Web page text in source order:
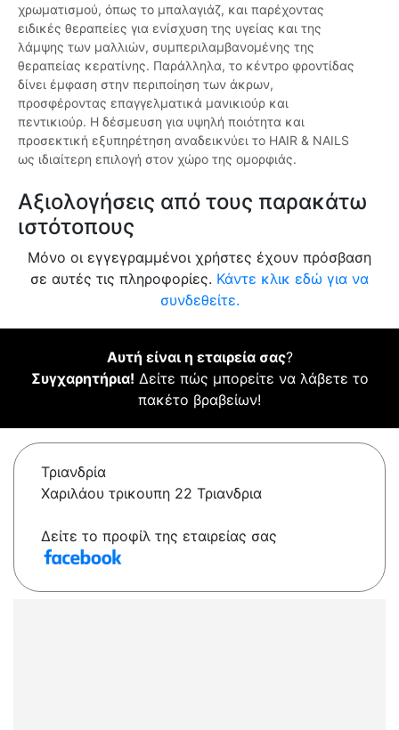
χρωματισμού, όπως το μπαλαγιάζ, και παρέχοντας
ειδικές θεραπείες για ενίσχυση της υγείας και της
λάμψης των μαλλιών, συμπεριλαμβανομένης της
θεραπείας κερατίνης. Παράλληλα, το κέντρο φροντίδας
δίνει έμφαση στην περιποίηση των άκρων,
προσφέροντας επαγγελματικά μανικιούρ και
πεντικιούρ. Η δέσμευση για υψηλή ποιότητα και
προσεκτική εξυπηρέτηση αναδεικνύει το HAIR & NAILS
ως ιδιαίτερη επιλογή στον χώρο της ομορφιάς.
Αξιολογήσεις από τους παρακάτω
ιστότοπους
Μόνο οι εγγεγραμμένοι χρήστες έχουν πρόσβαση
σε αυτές τις πληροφορίες. Κάντε κλικ εδώ για να
συνδεθείτε.
Αυτή είναι η εταιρεία σας?
Συγχαρητήρια! Δείτε πώς μπορείτε να λάβετε το
πακέτο βραβείων!
Τριανδρία
Χαριλάου τρικουπη 22 Τριανδρια
Δείτε το προφίλ της εταιρείας σας